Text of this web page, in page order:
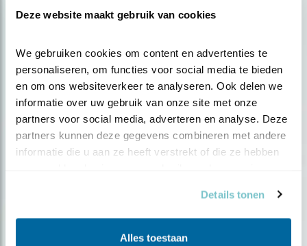
Deze website maakt gebruik van cookies
We gebruiken cookies om content en advertenties te
personaliseren, om functies voor social media te bieden
en om ons websiteverkeer te analyseren. Ook delen we
informatie over uw gebruik van onze site met onze
partners voor social media, adverteren en analyse. Deze
partners kunnen deze gegevens combineren met andere
informatie die u aan ze heeft verstrekt of die ze hebben
Details tonen
Alles toestaan